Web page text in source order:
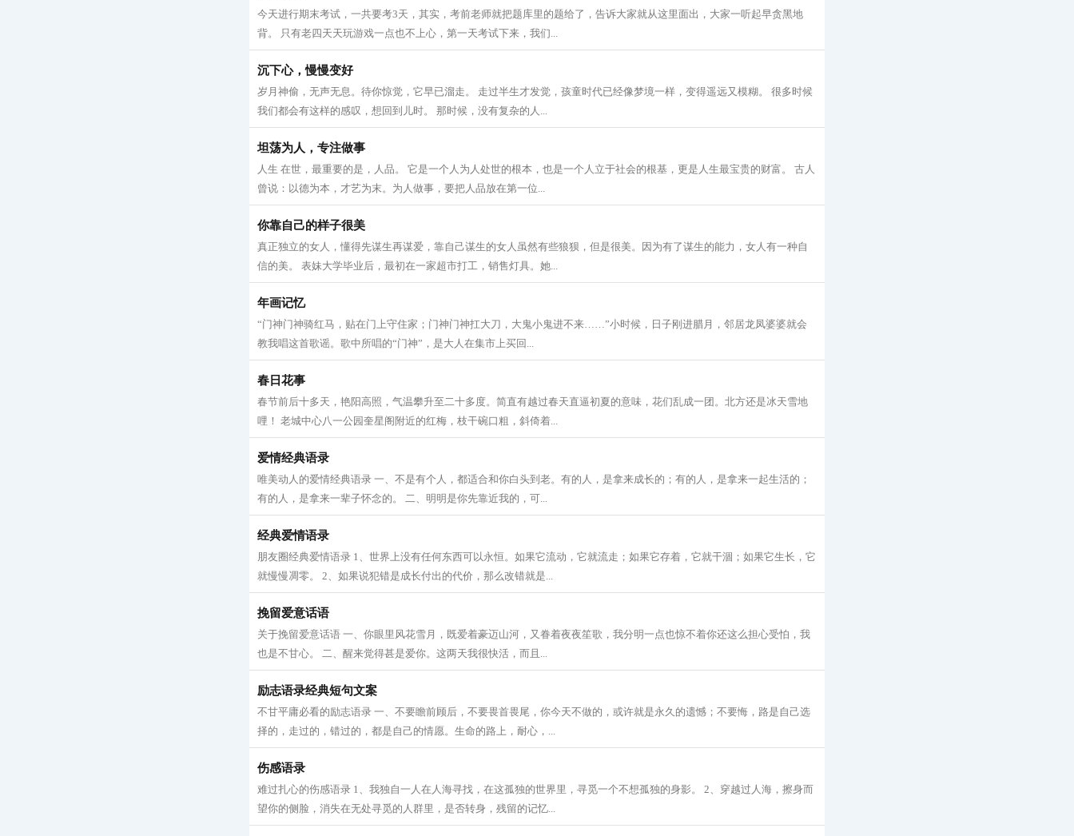
今天进行期末考试，一共要考3天，其实，考前老师就把题库里的题给了，告诉大家就从这里面出，大家一听起早贪黑地
背。 只有老四天天玩游戏一点也不上心，第一天考试下来，我们...
沉下心，慢慢变好
岁月神偷，无声无息。待你惊觉，它早已溜走。 走过半生才发觉，孩童时代已经像梦境一样，变得遥远又模糊。 很多时候
我们都会有这样的感叹，想回到儿时。 那时候，没有复杂的人...
坦荡为人，专注做事
人生 在世，最重要的是，人品。 它是一个人为人处世的根本，也是一个人立于社会的根基，更是人生最宝贵的财富。 古人
曾说：以德为本，才艺为末。为人做事，要把人品放在第一位...
你靠自己的样子很美
真正独立的女人，懂得先谋生再谋爱，靠自己谋生的女人虽然有些狼狈，但是很美。因为有了谋生的能力，女人有一种自
信的美。 表妹大学毕业后，最初在一家超市打工，销售灯具。她...
年画记忆
“门神门神骑红马，贴在门上守住家；门神门神扛大刀，大鬼小鬼进不来……”小时候，日子刚进腊月，邻居龙凤婆婆就会
教我唱这首歌谣。歌中所唱的“门神”，是大人在集市上买回...
春日花事
春节前后十多天，艳阳高照，气温攀升至二十多度。简直有越过春天直逼初夏的意味，花们乱成一团。北方还是冰天雪地
哩！ 老城中心八一公园奎星阁附近的红梅，枝干碗口粗，斜倚着...
爱情经典语录
唯美动人的爱情经典语录 一、不是有个人，都适合和你白头到老。有的人，是拿来成长的；有的人，是拿来一起生活的；
有的人，是拿来一辈子怀念的。 二、明明是你先靠近我的，可...
经典爱情语录
朋友圈经典爱情语录 1、世界上没有任何东西可以永恒。如果它流动，它就流走；如果它存着，它就干涸；如果它生长，它
就慢慢凋零。 2、如果说犯错是成长付出的代价，那么改错就是...
挽留爱意话语
关于挽留爱意话语 一、你眼里风花雪月，既爱着豪迈山河，又眷着夜夜笙歌，我分明一点也惊不着你还这么担心受怕，我
也是不甘心。 二、醒来觉得甚是爱你。这两天我很快活，而且...
励志语录经典短句文案
不甘平庸必看的励志语录 一、不要瞻前顾后，不要畏首畏尾，你今天不做的，或许就是永久的遗憾；不要悔，路是自己选
择的，走过的，错过的，都是自己的情愿。生命的路上，耐心，...
伤感语录
难过扎心的伤感语录 1、我独自一人在人海寻找，在这孤独的世界里，寻觅一个不想孤独的身影。 2、穿越过人海，擦身而
望你的侧脸，消失在无处寻觅的人群里，是否转身，残留的记忆...